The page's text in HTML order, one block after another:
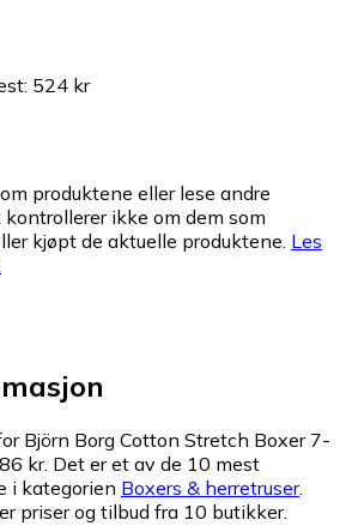
: 524 kr
produktene eller lese andre
ikke om dem som
kjøpt de aktuelle produktene. Les
Björn Borg Cotton Stretch Boxer 7-
kr. Det er et av de 10 mest
i kategorien Boxers & herretruser.
priser og tilbud fra 10 butikker.